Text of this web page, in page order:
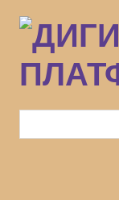
към
основното
съдържание